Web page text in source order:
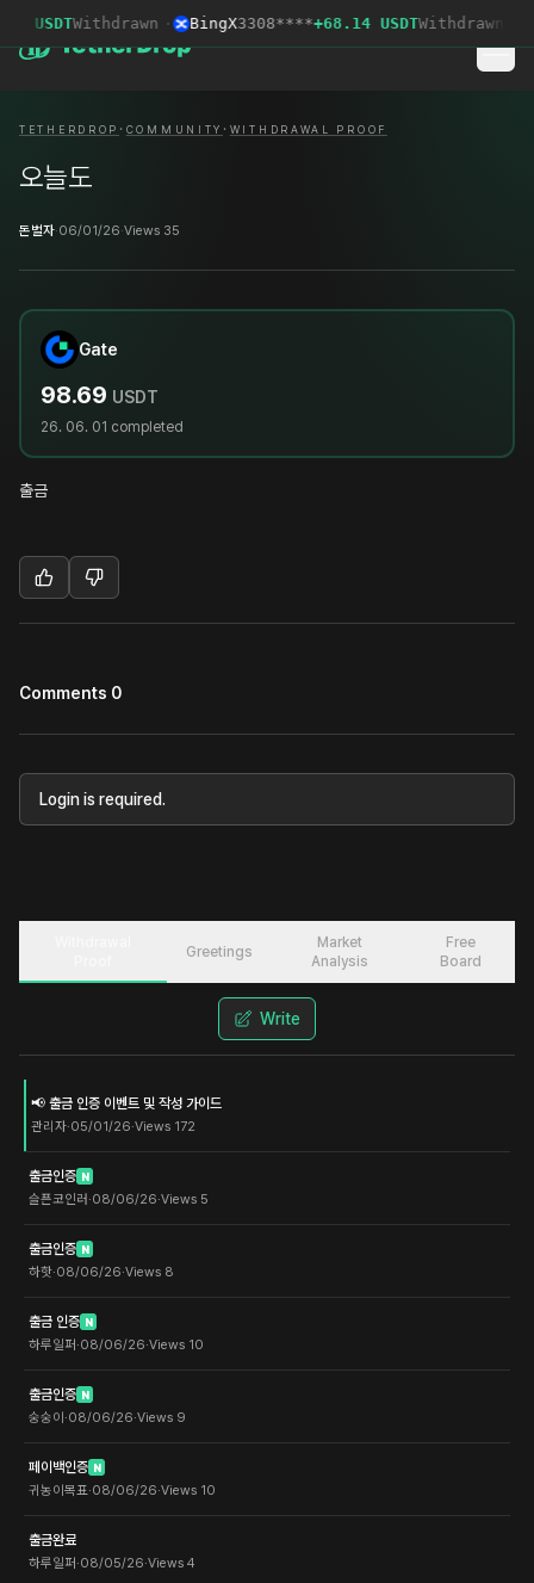
USDTWithdrawn · BingX3308****+68.14 USDTWithdrawn
TETHERDROP · COMMUNITY · WITHDRAWAL PROOF
오늘도
돈벌자·06/01/26·Views 35
Gate
98.69 USDT
26. 06. 01 completed
출금
Comments 0
Login is required.
Greetings
Market
Analysis
Free
Board
Write
📢 출금 인증 이벤트 및 작성 가이드
관리자·05/01/26·Views 172
출금인증 N
슬픈코인러·08/06/26·Views 5
출금인증 N
하핫·08/06/26·Views 8
출금 인증 N
하루일퍼·08/06/26·Views 10
출금인증 N
숭숭이·08/06/26·Views 9
페이백인증 N
귀농이목표·08/06/26·Views 10
출금완료
하루일퍼·08/05/26·Views 4